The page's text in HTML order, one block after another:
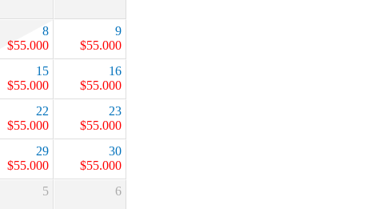
8
$55.000
9
$55.000
15
$55.000
16
$55.000
22
$55.000
23
$55.000
29
$55.000
30
$55.000
5 6